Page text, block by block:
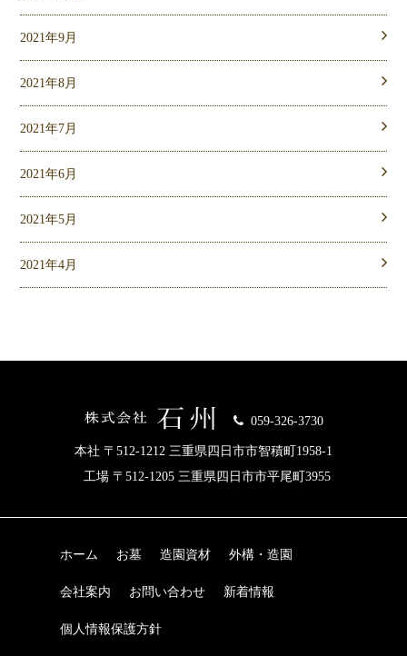
2021年9月
2021年8月
2021年7月
2021年6月
2021年5月
2021年4月
059-326-3730
本社 〒512-1212 三重県四日市市智積町1958-1
工場 〒512-1205 三重県四日市市平尾町3955
ホーム お墓 造園資材 外構・造園
会社案内 お問い合わせ 新着情報
個人情報保護方針